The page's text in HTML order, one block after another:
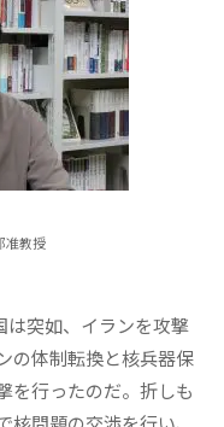
准教授
突如、イランを攻撃
の体制転換と核兵器保
を行ったのだ。折しも